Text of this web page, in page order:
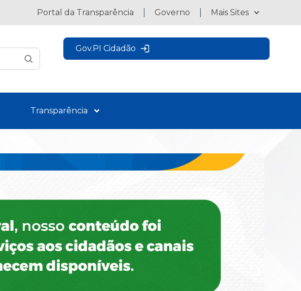
Portal da Transparência Governo Mais Sites
Gov.PI Cidadão
Transparência